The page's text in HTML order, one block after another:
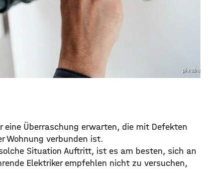
pixabay.com
eine Überraschung erwarten, die mit Defekten
Wohnung verbunden ist.
Situation Auftritt, ist es am besten, sich an
Elektriker empfehlen nicht zu versuchen,